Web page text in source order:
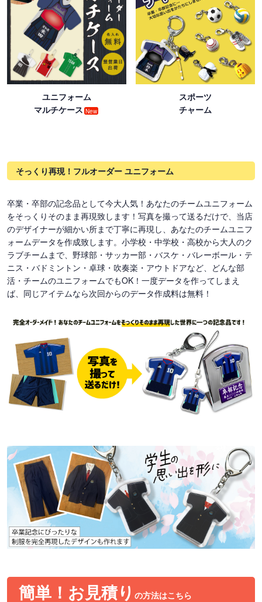
ユニフォーム
マルチケース New
スポーツ
チャーム
そっくり再現！フルオーダー ユニフォーム
卒業・卒部の記念品として今大人気！あなたのチームユニフォーム
をそっくりそのまま再現致します！写真を撮って送るだけで、当店
のデザイナーが細かい所まで丁寧に再現し、あなたのチームユニフ
ォームデータを作成致します。小学校・中学校・高校から大人のク
ラブチームまで、野球部・サッカー部・バスケ・バレーボール・テ
ニス・バドミントン・卓球・吹奏楽・アウトドアなど、どんな部
活・チームのユニフォームでもOK！一度データを作ってしまえ
ば、同じアイテムなら次回からのデータ作成料は無料！
簡単！お見積り の方法はこちら